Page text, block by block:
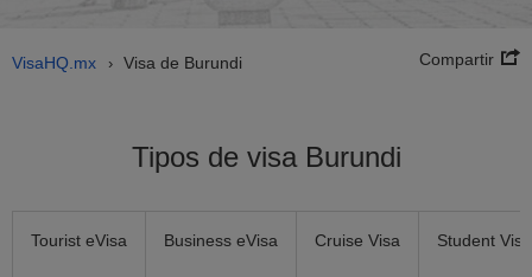
VisaHQ.mx › Visa de Burundi Compartir
Tipos de visa Burundi
Tourist eVisa Business eVisa Cruise Visa Student Visa